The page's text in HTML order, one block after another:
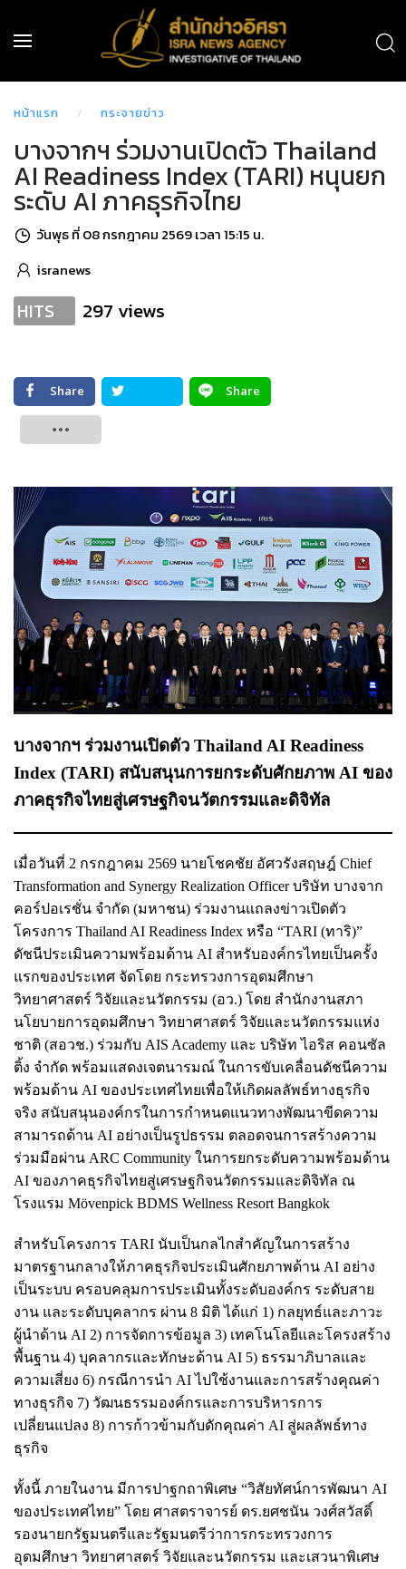
หน้าแรก กระจายข่าว
บางจากฯ ร่วมงานเปิดตัว Thailand
AI Readiness Index (TARI) หนุนยก
ระดับ AI ภาคธุรกิจไทย
วันพุธ ที่ 08 กรกฎาคม 2569 เวลา 15:15 น.
isranews
HITS 297 views
Share
Share
บางจากฯ ร่วมงานเปิดตัว Thailand AI Readiness
Index (TARI) สนับสนุนการยกระดับศักยภาพ AI ของ
ภาคธุรกิจไทยสู่เศรษฐกิจนวัตกรรมและดิจิทัล
เมื่อวันที่ 2 กรกฎาคม 2569 นายโชคชัย อัศวรังสฤษฎ์ Chief
Transformation and Synergy Realization Officer บริษัท บางจาก
คอร์ปอเรชั่น จำกัด (มหาชน) ร่วมงานแถลงข่าวเปิดตัว
โครงการ Thailand AI Readiness Index หรือ “TARI (ทาริ)”
ดัชนีประเมินความพร้อมด้าน AI สำหรับองค์กรไทยเป็นครั้ง
แรกของประเทศ จัดโดย กระทรวงการอุดมศึกษา
วิทยาศาสตร์ วิจัยและนวัตกรรม (อว.) โดย สำนักงานสภา
นโยบายการอุดมศึกษา วิทยาศาสตร์ วิจัยและนวัตกรรมแห่ง
ชาติ (สอวช.) ร่วมกับ AIS Academy และ บริษัท ไอริส คอนซัล
ติ้ง จำกัด พร้อมแสดงเจตนารมณ์ ในการขับเคลื่อนดัชนีความ
พร้อมด้าน AI ของประเทศไทยเพื่อให้เกิดผลลัพธ์ทางธุรกิจ
จริง สนับสนุนองค์กรในการกำหนดแนวทางพัฒนาขีดความ
สามารถด้าน AI อย่างเป็นรูปธรรม ตลอดจนการสร้างความ
ร่วมมือผ่าน ARC Community ในการยกระดับความพร้อมด้าน
AI ของภาคธุรกิจไทยสู่เศรษฐกิจนวัตกรรมและดิจิทัล ณ
โรงแรม Mövenpick BDMS Wellness Resort Bangkok
สำหรับโครงการ TARI นับเป็นกลไกสำคัญในการสร้าง
มาตรฐานกลางให้ภาคธุรกิจประเมินศักยภาพด้าน AI อย่าง
เป็นระบบ ครอบคลุมการประเมินทั้งระดับองค์กร ระดับสาย
งาน และระดับบุคลากร ผ่าน 8 มิติ ได้แก่ 1) กลยุทธ์และภาวะ
ผู้นำด้าน AI 2) การจัดการข้อมูล 3) เทคโนโลยีและโครงสร้าง
พื้นฐาน 4) บุคลากรและทักษะด้าน AI 5) ธรรมาภิบาลและ
ความเสี่ยง 6) กรณีการนำ AI ไปใช้งานและการสร้างคุณค่า
ทางธุรกิจ 7) วัฒนธรรมองค์กรและการบริหารการ
เปลี่ยนแปลง 8) การก้าวข้ามกับดักคุณค่า AI สู่ผลลัพธ์ทาง
ธุรกิจ
ทั้งนี้ ภายในงาน มีการปาฐกถาพิเศษ “วิสัยทัศน์การพัฒนา AI
ของประเทศไทย” โดย ศาสตราจารย์ ดร.ยศชนัน วงศ์สวัสดิ์
รองนายกรัฐมนตรีและรัฐมนตรีว่าการกระทรวงการ
อุดมศึกษา วิทยาศาสตร์ วิจัยและนวัตกรรม และเสวนาพิเศษ